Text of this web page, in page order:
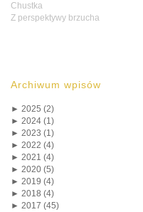
Chustka
Z perspektywy brzucha
Archiwum wpisów
► 2025 (2)
► 2024 (1)
► 2023 (1)
► 2022 (4)
► 2021 (4)
► 2020 (5)
► 2019 (4)
► 2018 (4)
► 2017 (45)